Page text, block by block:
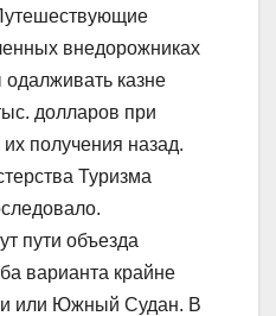
внедорожниках
казне
долларов при
получения назад.
Туризма
пути объезда
варианта крайне
или Южный Судан. В